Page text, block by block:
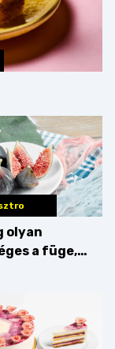
olyan
a füge,